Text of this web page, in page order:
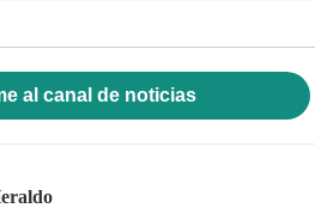
al canal de noticias